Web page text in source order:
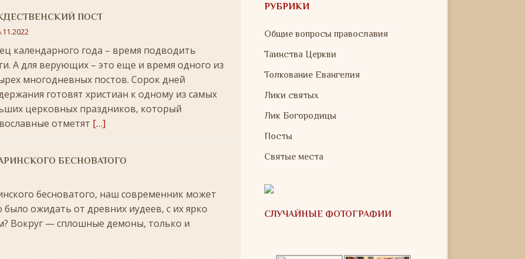
КРЕЩЕНИЕ ГОСПОДНЕ
поста
РОЖДЕСТВЕНСКИЙ ПОСТ
воскресенье, 7 декабря 2025 года: что будет в храме?
+
воскресенье, 16 ноября 2025 года: что будет в храме?
Божией Матери
воскресенье, 26 октября 2025 года: что будет в храме
+
СВЯТЫХ
5 июля 2026 года: что будет в храме?
ПОСТ
календарного года – время подводить
А для верующих – это еще и время одного из
многодневных постов. Сорок дней
готовят христиан к одному из самых
церковных праздников, который
отметят […]
БЕСНОВАТОГО
бесноватого, наш современник может
ожидать от древних иудеев, с их ярко
Вокруг — сплошные демоны, только и
РУБРИКИ
Общие вопросы православия
Таинства Церкви
Толкование Евангелия
Лики святых
Лик Богородицы
Посты
Святые места
СЛУЧАЙНЫЕ ФОТОГРАФИИ